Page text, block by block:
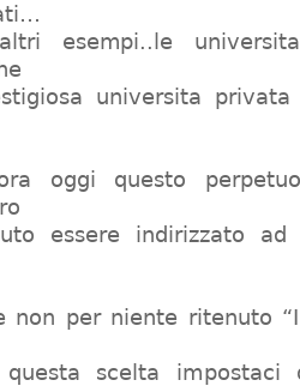
esempi..le
universita
oggi questo
essere indirizzato
non per niente ritenuto
scelta